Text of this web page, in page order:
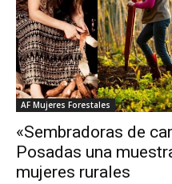
AF Mujeres Forestales
«Sembradoras de
Posadas una
mujeres rurales